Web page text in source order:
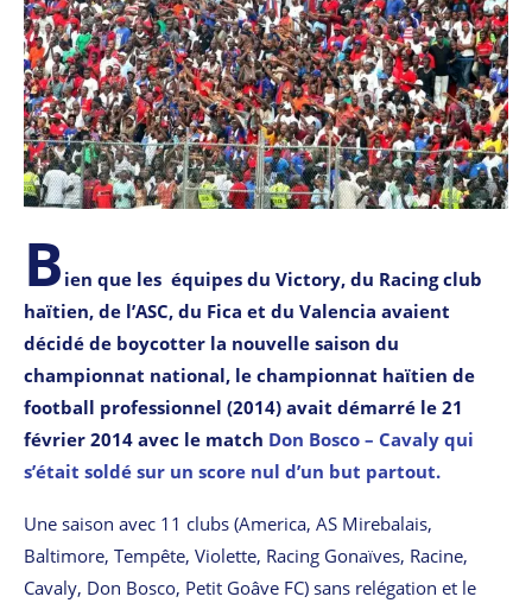
B ien que les équipes du Victory, du Racing club
haïtien, de l’ASC, du Fica et du Valencia avaient
décidé de boycotter la nouvelle saison du
championnat national, le championnat haïtien de
football professionnel (2014) avait démarré le 21
février 2014 avec le match Don Bosco – Cavaly qui
s’était soldé sur un score nul d’un but partout.
Une saison avec 11 clubs (America, AS Mirebalais,
Baltimore, Tempête, Violette, Racing Gonaïves, Racine,
Cavaly, Don Bosco, Petit Goâve FC) sans relégation et le